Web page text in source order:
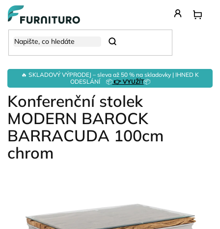
Přejít
obsah
🔥 SKLADOVÝ VÝPRODEJ – sleva až 50 % na skladovky | IHNED K
ODESLÁNÍ 📦👉 VYUŽÍT📦
Hledat
Konferenční stolek
MODERN BAROCK
BARRACUDA 100cm
chrom